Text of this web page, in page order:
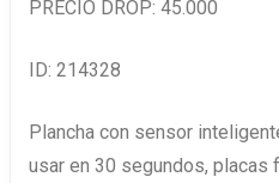
PRECIO DROP: 45.000
ID: 214328
Plancha con sensor
usar en 30 segundos, placas